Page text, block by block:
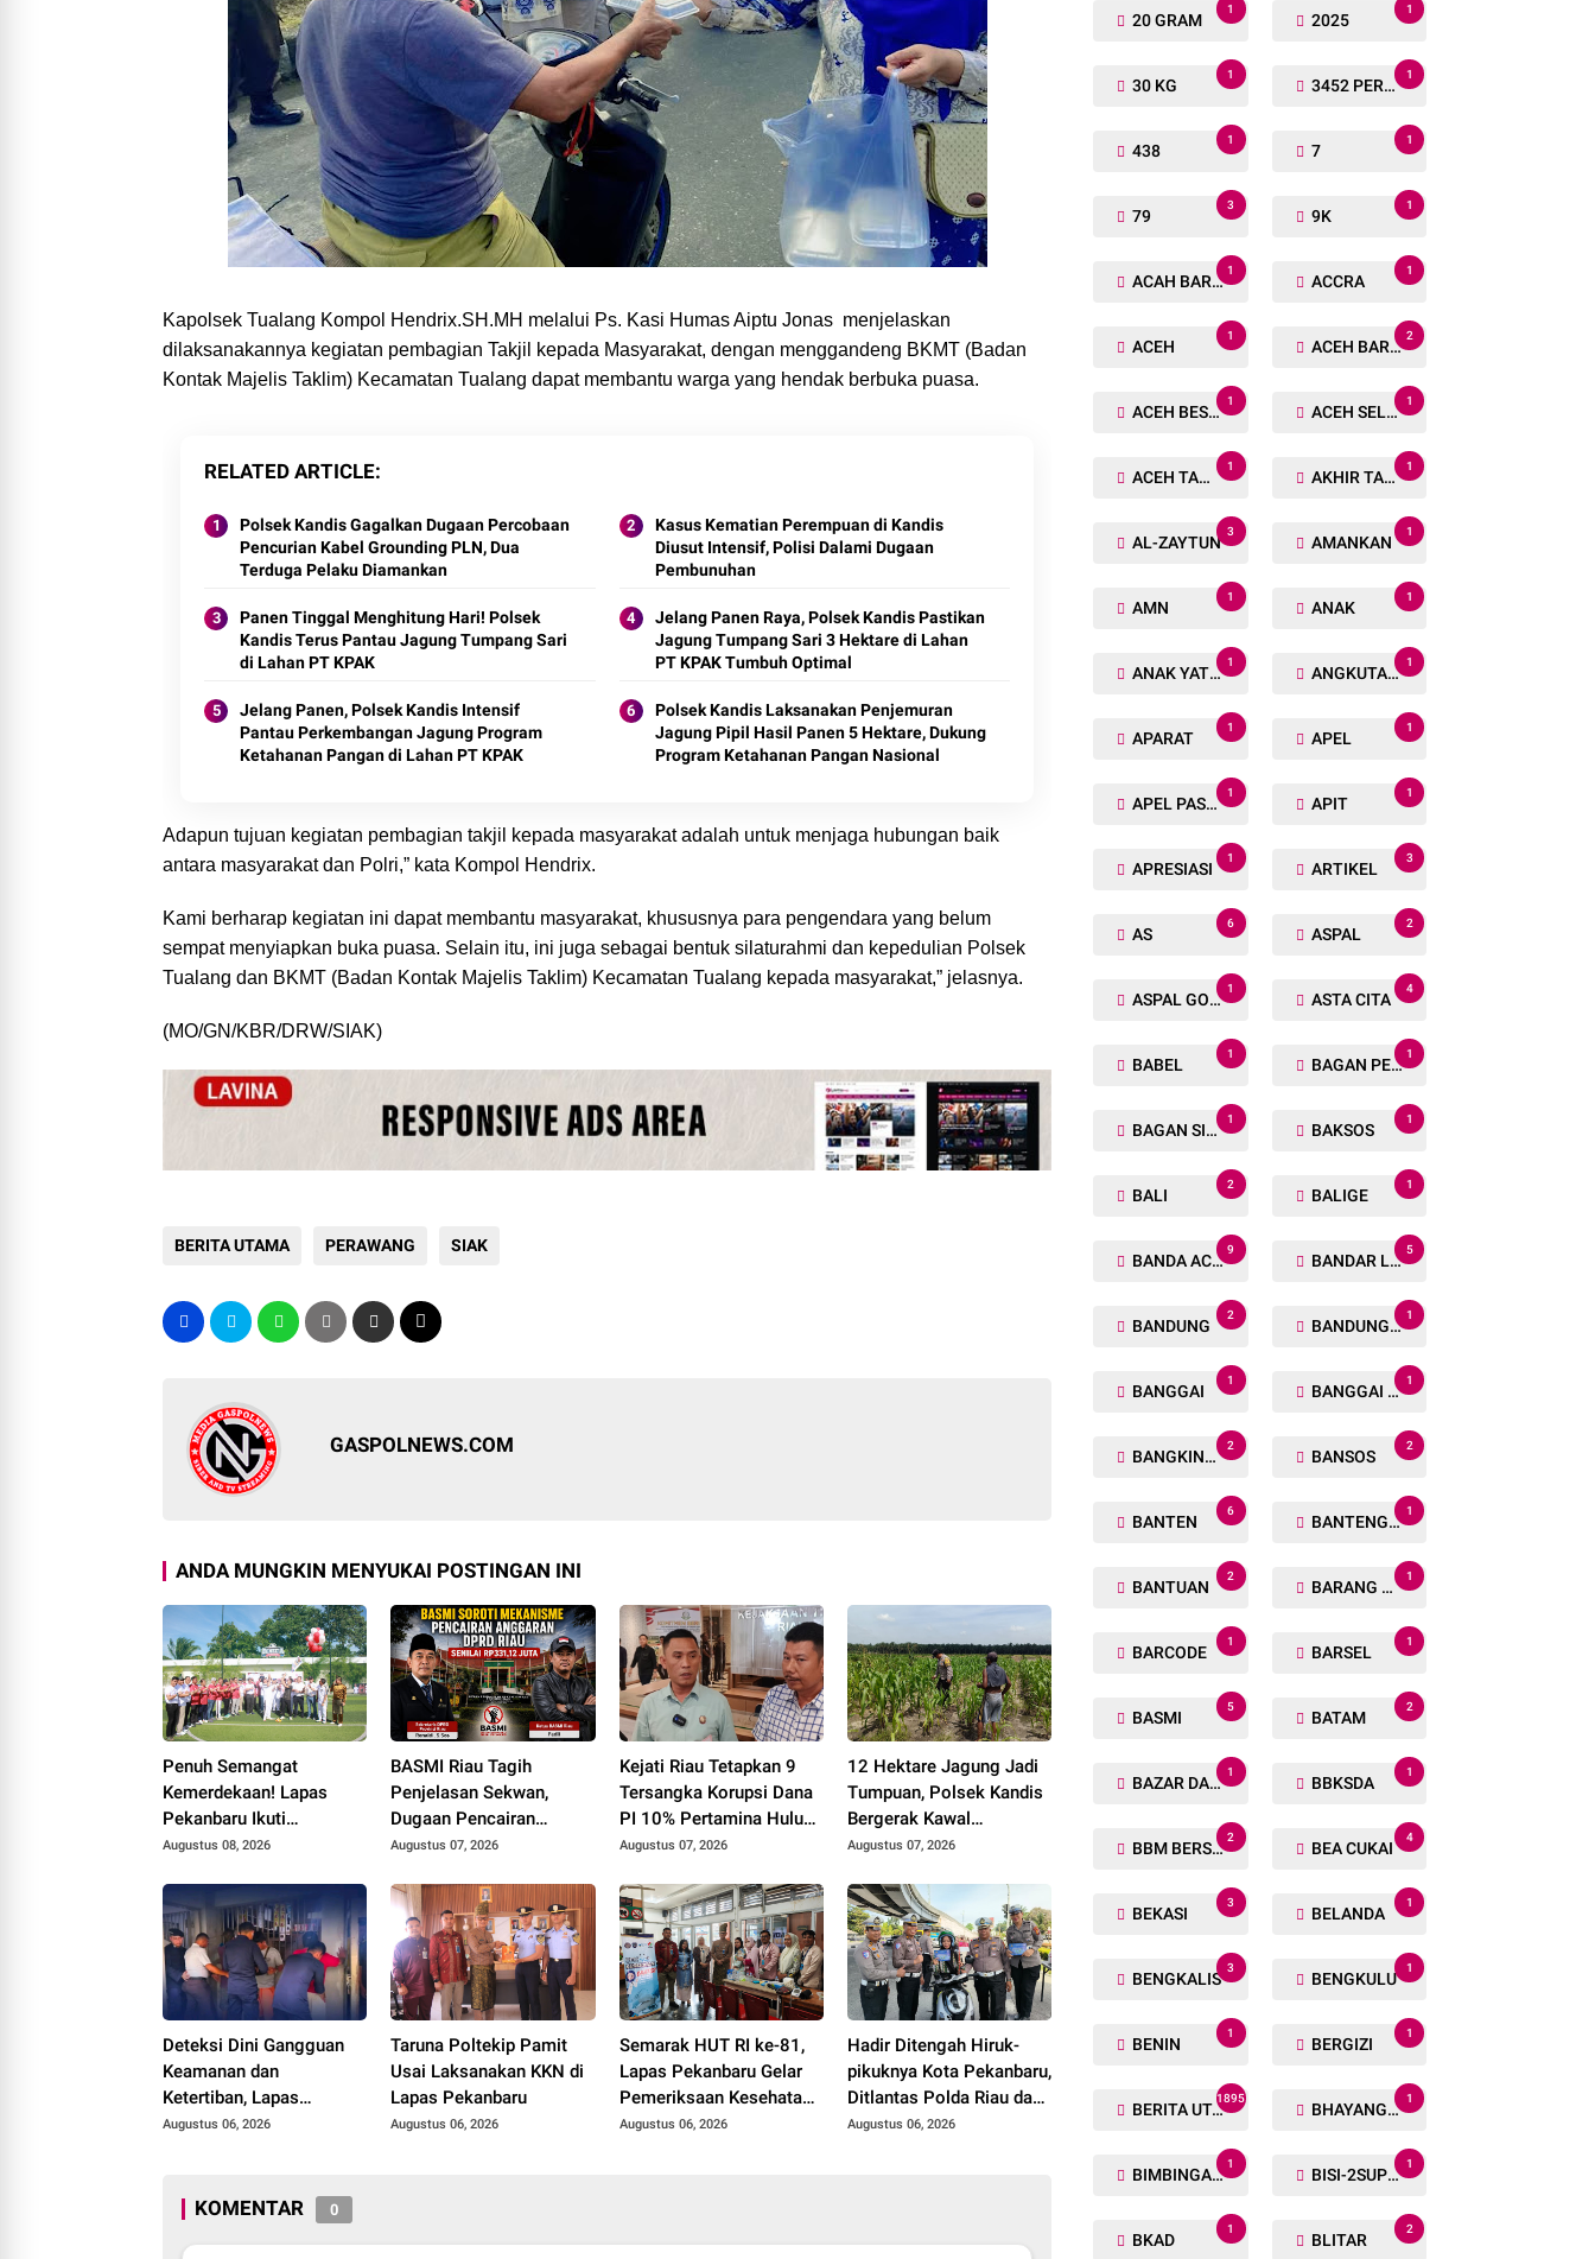
Kapolsek Tualang Kompol Hendrix.SH.MH melalui Ps. Kasi Humas Aiptu Jonas menjelaskan
dilaksanakannya kegiatan pembagian Takjil kepada Masyarakat, dengan menggandeng BKMT (Badan
Kontak Majelis Taklim) Kecamatan Tualang dapat membantu warga yang hendak berbuka puasa.
RELATED ARTICLE
Polsek Kandis Gagalkan Dugaan Percobaan
Pencurian Kabel Grounding PLN, Dua
Terduga Pelaku Diamankan
Kasus Kematian Perempuan di Kandis
Diusut Intensif, Polisi Dalami Dugaan
Pembunuhan
Panen Tinggal Menghitung Hari! Polsek
Kandis Terus Pantau Jagung Tumpang Sari
di Lahan PT KPAK
Jelang Panen Raya, Polsek Kandis Pastikan
Jagung Tumpang Sari 3 Hektare di Lahan
PT KPAK Tumbuh Optimal
Jelang Panen, Polsek Kandis Intensif
Pantau Perkembangan Jagung Program
Ketahanan Pangan di Lahan PT KPAK
Polsek Kandis Laksanakan Penjemuran
Jagung Pipil Hasil Panen 5 Hektare, Dukung
Program Ketahanan Pangan Nasional
Adapun tujuan kegiatan pembagian takjil kepada masyarakat adalah untuk menjaga hubungan baik
antara masyarakat dan Polri,” kata Kompol Hendrix.
Kami berharap kegiatan ini dapat membantu masyarakat, khususnya para pengendara yang belum
sempat menyiapkan buka puasa. Selain itu, ini juga sebagai bentuk silaturahmi dan kepedulian Polsek
Tualang dan BKMT (Badan Kontak Majelis Taklim) Kecamatan Tualang kepada masyarakat,” jelasnya.
(MO/GN/KBR/DRW/SIAK)
BERITA UTAMA PERAWANG SIAK
GASPOLNEWS.COM
ANDA MUNGKIN MENYUKAI POSTINGAN INI
Penuh Semangat
Kemerdekaan! Lapas
Pekanbaru Ikuti
Pembukaan Pekan
HUT RI ke-81
Augustus 08, 2026
BASMI Riau Tagih
Penjelasan Sekwan,
Dugaan Pencairan
Anggaran DPRD Tanpa
Augustus 07, 2026
Kejati Riau Tetapkan 9
Tersangka Korupsi Dana
PI 10% Pertamina Hulu
Rokan
Augustus 07, 2026
12 Hektare Jagung Jadi
Tumpuan, Polsek Kandis
Bergerak Kawal
Swasembada Pangan
Augustus 07, 2026
Deteksi Dini Gangguan
Keamanan dan
Ketertiban, Lapas
Narkotika Rumbai Gelar
Augustus 06, 2026
Taruna Poltekip Pamit
Usai Laksanakan KKN di
Lapas Pekanbaru
Augustus 06, 2026
Semarak HUT RI ke-81,
Lapas Pekanbaru Gelar
Pemeriksaan Kesehatan
Gratis untuk Warga
Augustus 06, 2026
Hadir Ditengah Hiruk-
pikuknya Kota Pekanbaru,
Ditlantas Polda Riau dan
Polantas KARIB Kobarkan
Augustus 06, 2026
KOMENTAR 0
20 GRAM
1
2025
1
30 KG
1
3452 PERSONIL
1
438
1
7
1
79
3
9K
1
ACAH BARAT
1
ACCRA
1
ACEH
1
ACEH BARAT
2
ACEH BESAR
1
ACEH SELATAN
1
ACEH TAMIANG
1
AKHIR TAHUN
1
AL-ZAYTUN
3
AMANKAN
1
AMN
1
ANAK
1
ANAK YATIM
1
ANGKUTAN TRANSPORTASI
1
APARAT
1
APEL
1
APEL PASUKAN
1
APIT
1
APRESIASI
1
ARTIKEL
3
AS
6
ASPAL
2
ASPAL GORENG
1
ASTA CITA
4
BABEL
1
BAGAN PETE
1
BAGAN SIAPIN API
1
BAKSOS
1
BALI
2
BALIGE
1
BANDA ACEH
9
BANDAR LAMPUNG
5
BANDUNG
2
BANDUNG BARAT
1
BANGGAI
1
BANGGAI LAUT
1
BANGKINANG
2
BANSOS
2
BANTEN
6
BANTENG RAIDERS
1
BANTUAN
2
BARANG TUAKA
1
BARCODE
1
BARSEL
1
BASMI
5
BATAM
2
BAZAR DAN BAKSOS RAMADHAN
1
BBKSDA
1
BBM BERSUBSIDI
2
BEA CUKAI
4
BEKASI
3
BELANDA
1
BENGKALIS
3
BENGKULU
1
BENIN
1
BERGIZI
1
BERITA UTAMA
1895
BHAYANGKARA RUN
1
BIMBINGAN ROHANI
1
BISI-2SUPER
1
BKAD
1
BLITAR
2